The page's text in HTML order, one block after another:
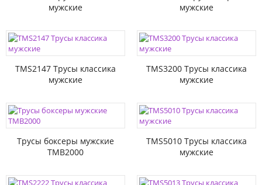
мужские
мужские
TMS2147 Трусы классика
мужские
TMS3200 Трусы классика
мужские
Трусы боксеры мужские
TMB2000
TMS5010 Трусы классика
мужские